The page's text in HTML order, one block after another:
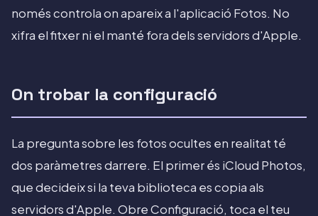
només controla on apareix a l'aplicació Fotos. No
xifra el fitxer ni el manté fora dels servidors d'Apple.
On trobar la configuració
La pregunta sobre les fotos ocultes en realitat té
dos paràmetres darrere. El primer és iCloud Photos,
que decideix si la teva biblioteca es copia als
servidors d'Apple. Obre Configuració, toca el teu